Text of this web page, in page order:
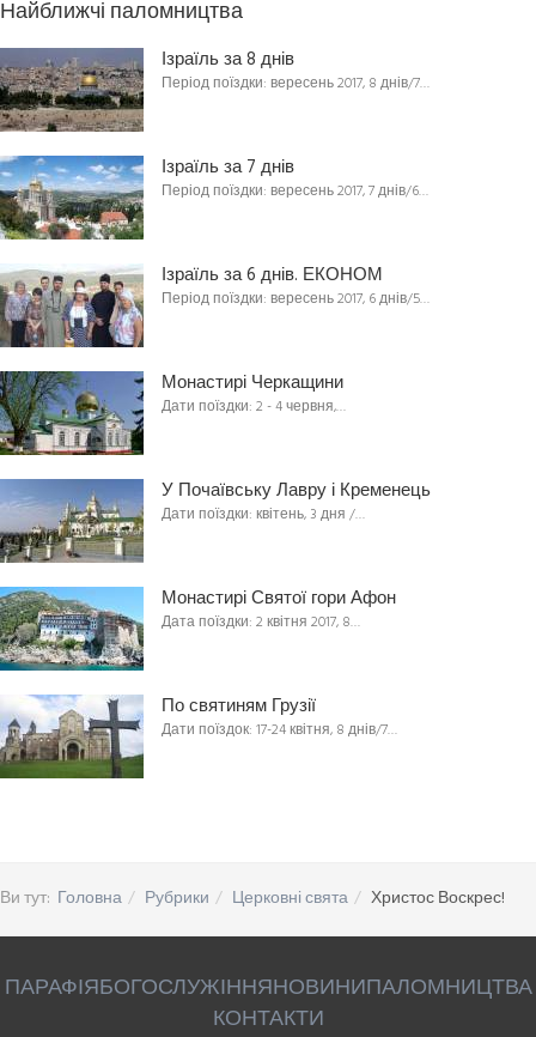
Найближчі паломництва
Ізраїль за 8 днів
Період поїздки: вересень 2017, 8 днів/7…
Ізраїль за 7 днів
Період поїздки: вересень 2017, 7 днів/6…
Ізраїль за 6 днів. ЕКОНОМ
Період поїздки: вересень 2017, 6 днів/5…
Монастирі Черкащини
Дати поїздки: 2 - 4 червня,…
У Почаївську Лавру і Кременець
Дати поїздки: квітень, 3 дня /…
Монастирі Святої гори Афон
Дата поїздки: 2 квітня 2017, 8…
По святиням Грузії
Дати поїздок: 17-24 квітня, 8 днів/7…
Ви тут: Головна Рубрики Церковні свята Христос Воскрес!
ПАРАФІЯБОГОСЛУЖІННЯНОВИНИПАЛОМНИЦТВА
КОНТАКТИ